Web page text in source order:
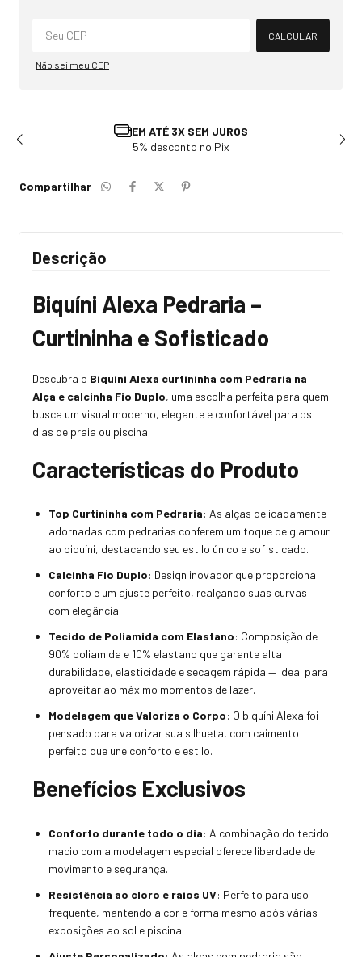
Alterar CEP
CALCULAR
Não sei meu CEP
EM ATÉ 3X SEM JUROS
5% desconto no Pix
Compartilhar
Descrição
Biquíni Alexa Pedraria –
Curtininha e Sofisticado
Descubra o Biquíni Alexa curtininha com Pedraria na
Alça e calcinha Fio Duplo, uma escolha perfeita para quem
busca um visual moderno, elegante e confortável para os
dias de praia ou piscina.
Características do Produto
Top Curtininha com Pedraria: As alças delicadamente
adornadas com pedrarias conferem um toque de glamour
ao biquíni, destacando seu estilo único e sofisticado.
Calcinha Fio Duplo: Design inovador que proporciona
conforto e um ajuste perfeito, realçando suas curvas
com elegância.
Tecido de Poliamida com Elastano: Composição de
90% poliamida e 10% elastano que garante alta
durabilidade, elasticidade e secagem rápida — ideal para
aproveitar ao máximo momentos de lazer.
Modelagem que Valoriza o Corpo: O biquíni Alexa foi
pensado para valorizar sua silhueta, com caimento
perfeito que une conforto e estilo.
Benefícios Exclusivos
Conforto durante todo o dia: A combinação do tecido
macio com a modelagem especial oferece liberdade de
movimento e segurança.
Resistência ao cloro e raios UV: Perfeito para uso
frequente, mantendo a cor e forma mesmo após várias
exposições ao sol e piscina.